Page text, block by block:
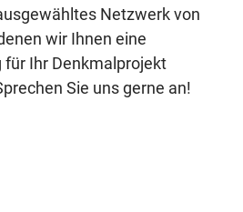
Netzwerk von
wir Ihnen eine
für Ihr Denkmalprojekt
Sie uns gerne an!